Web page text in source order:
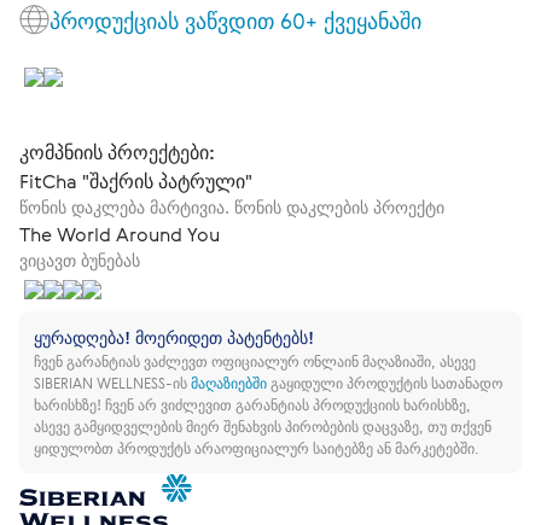
პროდუქციას ვაწვდით 60+ ქვეყანაში
კომპნიის პროექტები:
FitCha "შაქრის პატრული"
წონის დაკლება მარტივია. წონის დაკლების პროექტი
The World Around You
ვიცავთ ბუნებას
ყურადღება! მოერიდეთ პატენტებს!
ჩვენ გარანტიას ვაძლევთ ოფიციალურ ონლაინ მაღაზიაში, ასევე
SIBERIAN WELLNESS-ისმაღაზიებშიგაყიდული პროდუქტის სათანადო
ხარისხზე! ჩვენ არ ვიძლევით გარანტიას პროდუქციის ხარისხზე,
ასევე გამყიდველების მიერ შენახვის პირობების დაცვაზე, თუ თქვენ
ყიდულობთ პროდუქტს არაოფიციალურ საიტებზე ან მარკეტებში.